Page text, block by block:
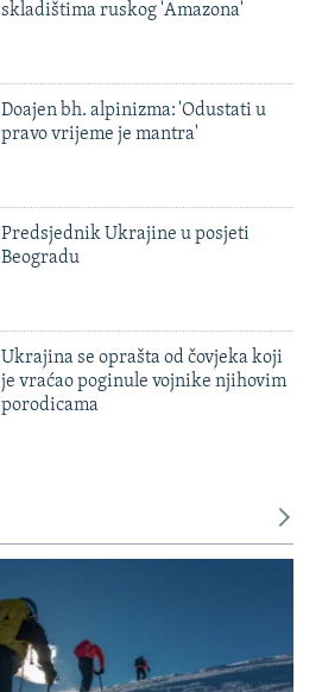
skladištima ruskog 'Amazona'
Doajen bh. alpinizma: 'Odustati u
pravo vrijeme je mantra'
Predsjednik Ukrajine u posjeti
Beogradu
Ukrajina se oprašta od čovjeka koji
je vraćao poginule vojnike njihovim
porodicama